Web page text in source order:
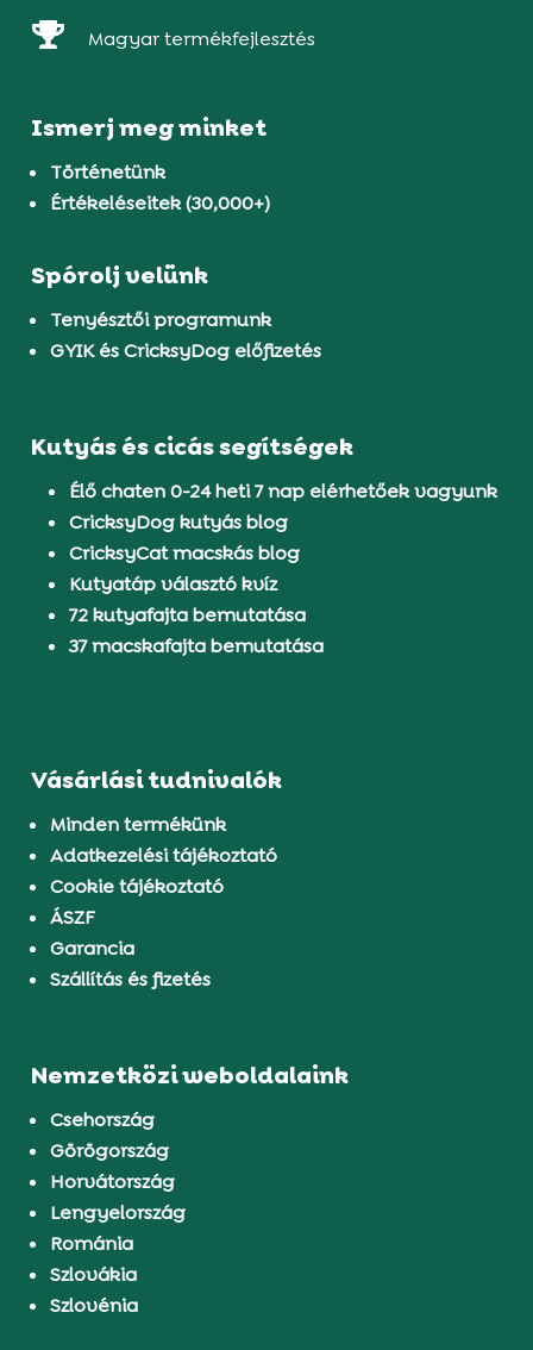
 Magyar termékfejlesztés
Ismerj meg minket
Történetünk
Értékeléseitek (30,000+)
Spórolj velünk
Tenyésztői programunk
GYIK és CricksyDog előfizetés
Kutyás és cicás segítségek
Élő chaten 0-24 heti 7 nap elérhetőek vagyunk
CricksyDog kutyás blog
CricksyCat macskás blog
Kutyatáp választó kvíz
72 kutyafajta bemutatása
37 macskafajta bemutatása
Vásárlási tudnivalók
Minden termékünk
Adatkezelési tájékoztató
Cookie tájékoztató
ÁSZF
Garancia
Szállítás és fizetés
Nemzetközi weboldalaink
Csehország
Görögország
Horvátország
Lengyelország
Románia
Szlovákia
Szlovénia